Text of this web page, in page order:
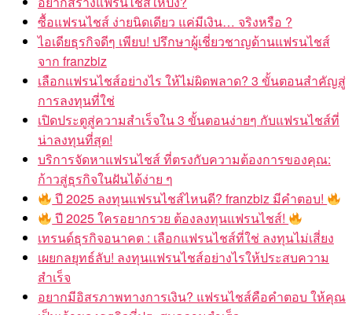
ซื้อแฟรนไชส์ ง่ายนิดเดียว แค่มีเงิน… จริงหรือ ?
ไอเดียธุรกิจดีๆ เพียบ! ปรึกษาผู้เชี่ยวชาญด้านแฟรนไชส์
จาก franzbiz
เลือกแฟรนไชส์อย่างไร ให้ไม่ผิดพลาด? 3 ขั้นตอนสำคัญสู่
การลงทุนที่ใช่
เปิดประตูสู่ความสำเร็จใน 3 ขั้นตอนง่ายๆ กับแฟรนไชส์ที่
น่าลงทุนที่สุด!
บริการจัดหาแฟรนไชส์ ที่ตรงกับความต้องการของคุณ:
ก้าวสู่ธุรกิจในฝันได้ง่าย ๆ
ปี 2025 ลงทุนแฟรนไชส์ไหนดี? franzbiz มีคำตอบ!
ปี 2025 ใครอยากรวย ต้องลงทุนแฟรนไชส์!
เทรนด์ธุรกิจอนาคต : เลือกแฟรนไชส์ที่ใช่ ลงทุนไม่เสี่ยง
เผยกลยุทธ์ลับ! ลงทุนแฟรนไชส์อย่างไรให้ประสบความ
สำเร็จ
อยากมีอิสรภาพทางการเงิน? แฟรนไชส์คือคำตอบ ให้คุณ